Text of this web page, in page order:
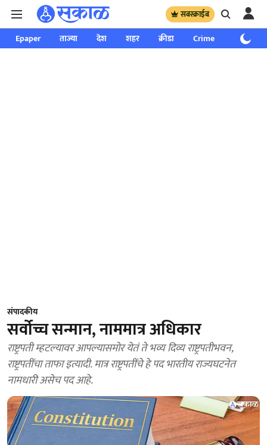
सबस्क्राईब
Epaper ताज्या देश शहर क्रीडा Crime साप्ताहिक
संपादकीय
सर्वोच्च सन्मान, नाममात्र अधिकार
राष्ट्रपती म्हटल्यावर आपल्यासमोर येतं ते भव्य दिव्य राष्ट्रपतीभवन,
राष्ट्रपतींचा ताफा इत्यादी. मात्र राष्ट्रपतींचे हे पद भारतीय राज्यघटनेत
नामधारी असेच पद आहे.